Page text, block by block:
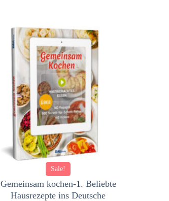
Sale!
Gemeinsam kochen-1. Beliebte
Hausrezepte ins Deutsche